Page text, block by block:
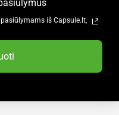
iš Capsule.lt,